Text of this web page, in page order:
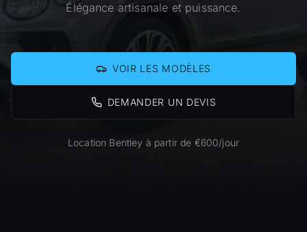
Élégance artisanale et puissance.
VOIR LES MODÈLES
DEMANDER UN DEVIS
Location Bentley à partir de €600/jour